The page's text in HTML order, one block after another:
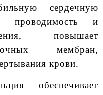
сердечную
проводимость и
повышает
мембран,
крови.
– обеспечивает